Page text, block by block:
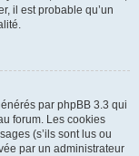
il est probable qu’un
par phpBB 3.3 qui
forum. Les cookies
(s’ils sont lus ou
par un administrateur